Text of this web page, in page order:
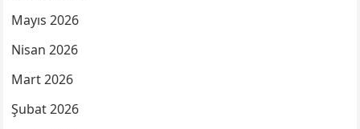
Mayıs 2026
Nisan 2026
Mart 2026
Şubat 2026